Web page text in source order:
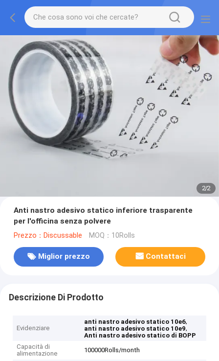
2/2
Anti nastro adesivo statico inferiore trasparente
per l'officina senza polvere
Prezzo：Discussable MOQ：10Rolls
Miglior prezzo Contattaci
Descrizione Di Prodotto
Evidenziare
anti nastro adesivo statico 10e6,
anti nastro adesivo statico 10e9,
Anti nastro adesivo statico di BOPP
Capacità di
alimentazione
100000Rolls/month